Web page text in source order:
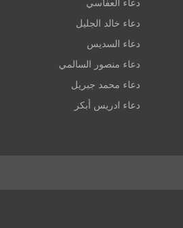
دعاء خالد الجليل
دعاء السديس
دعاء منصور السالمي
دعاء محمد جبريل
دعاء ادريس أبكر